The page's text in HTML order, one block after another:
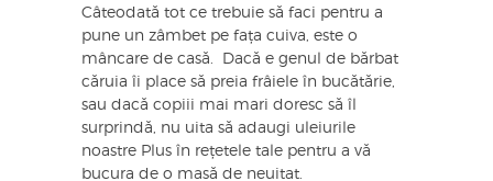
Câteodată tot ce trebuie să faci pentru a
pune un zâmbet pe fața cuiva, este o
mâncare de casă. Dacă e genul de bărbat
căruia îi place să preia frâiele în bucătărie,
sau dacă copiii mai mari doresc să îl
surprindă, nu uita să adaugi uleiurile
noastre Plus în rețetele tale pentru a vă
bucura de o masă de neuitat.